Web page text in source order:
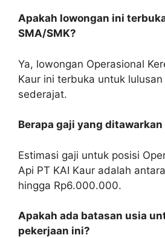
Apakah lowongan ini
SMA/SMK?
Ya, lowongan Operasional
Kaur ini terbuka untuk lulusan
sederajat.
Berapa gaji yang
Estimasi gaji untuk posisi
Api PT KAI Kaur adalah
hingga Rp6.000.000.
Apakah ada batasan usia
pekerjaan ini?